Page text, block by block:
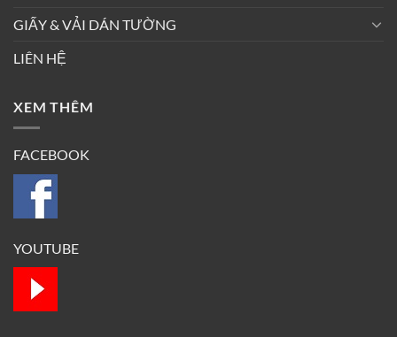
GIẤY & VẢI DÁN TƯỜNG
LIÊN HỆ
XEM THÊM
FACEBOOK
YOUTUBE